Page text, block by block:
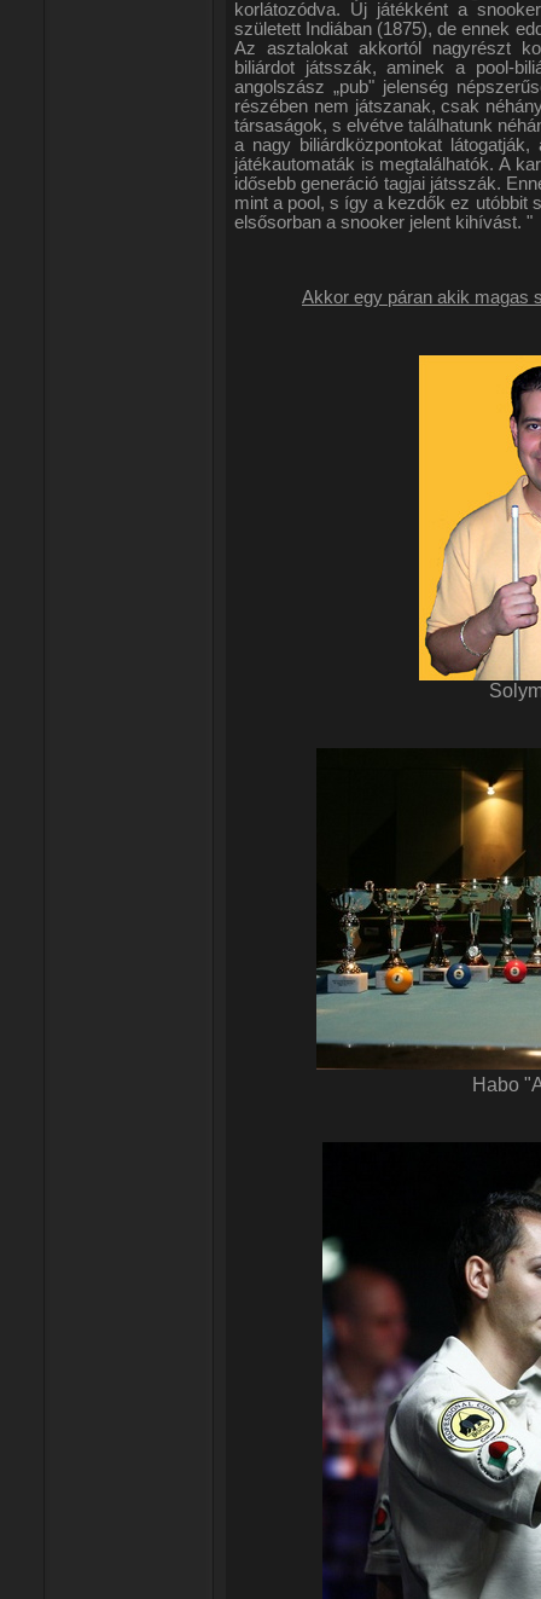
korlátozódva. Új játékként a
született Indiában (1875), de ennek
Az asztalokat akkortól nagyrészt
biliárdot játsszák, aminek a pool-
angolszász „pub" jelenség
részében nem játszanak, csak
társaságok, s elvétve találhatunk
a nagy biliárdközpontokat
játékautomaták is megtalálhatók. A
idősebb generáció tagjai játsszák.
mint a pool, s így a kezdők ez utóbbit
elsősorban a snooker jelent kihívást. "
Akkor egy páran akik magas
Habo